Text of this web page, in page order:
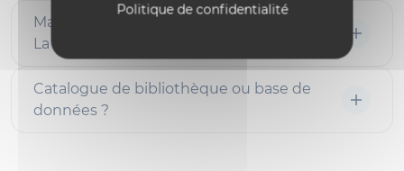
Politique de confidentialité
Ma documentation est-elle scientifique?
La monographie
Catalogue de bibliothèque ou base de
données ?